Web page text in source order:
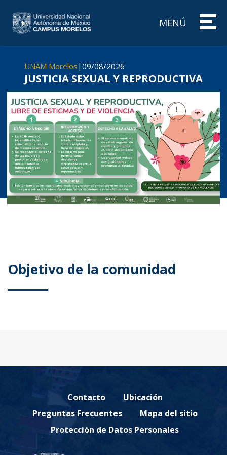
MENÚ
UNAM Morelos | 09/08/2026
JUSTICIA SEXUAL Y REPRODUCTIVA
Objetivo de la comunidad
Contacto
Ubicación
Preguntas Frecuentes
Mapa del sitio
Protección de Datos Personales